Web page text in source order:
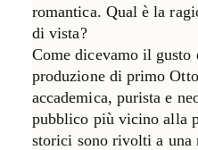
romantica. Qual è la
di vista?
Come dicevamo il gusto
produzione di primo
accademica, purista e
pubblico più vicino alla
storici sono rivolti a